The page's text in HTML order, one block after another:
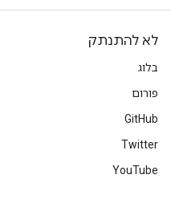
לא להתנתק
בלוג
פורום
GitHub
Twitter
YouTube